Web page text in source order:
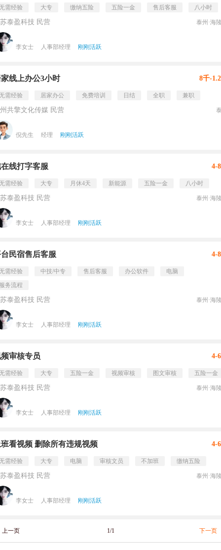
需经验 大专 缴纳五险 五险一金 售后客服 八小时
泰盈科技 民营 泰州·海
李女士 人事部经理 刚刚活跃
线上办公3小时 8千-
需经验 居家办公 免费培训 日结 全职 兼职
共擎文化传媒 民营
倪先生 经理 刚刚活跃
线打字客服 4-
需经验 大专 月休4天 新能源 五险一金 八小时
泰盈科技 民营 泰州·海
李女士 人事部经理 刚刚活跃
民宿售后客服 4-
需经验 中技/中专 售后客服 办公软件
电脑
务流程
泰盈科技 民营 泰州·海
李女士 人事部经理 刚刚活跃
审核专员 4-
需经验 大专 五险一金 视频审核 图文审核 五险一金
泰盈科技 民营 泰州·海
李女士 人事部经理 刚刚活跃
看视频 删除所有违规视频 4-
需经验 大专 电脑 审核文员 不加班 缴纳五险
泰盈科技 民营 泰州·海
李女士 人事部经理 刚刚活跃
上一页 1/1 下一页